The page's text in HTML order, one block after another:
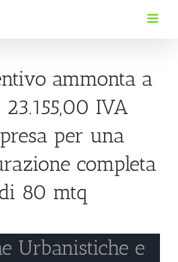
ammonta a
23.155,00 IVA
per una
completa
80 mtq
Urbanistiche e